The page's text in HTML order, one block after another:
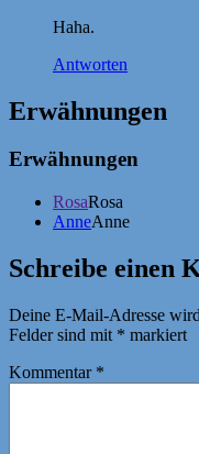
Haha.
Antworten
Erwähnungen
Erwähnungen
RosaRosa
AnneAnne
Schreibe einen
Deine E-Mail-Adresse
Felder sind mit * markiert
Kommentar *